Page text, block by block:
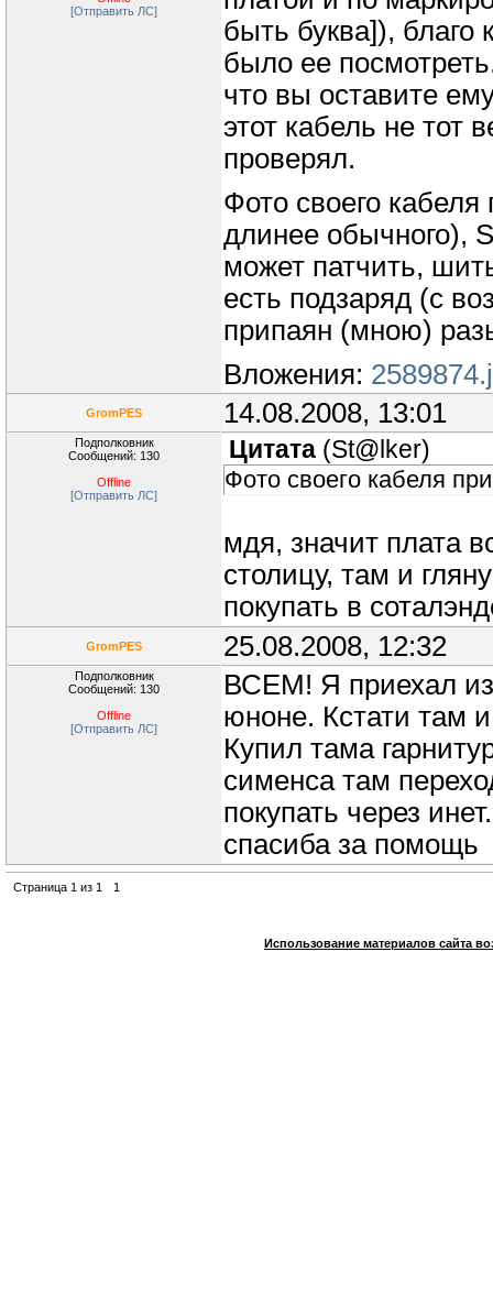
[Отправить ЛС]
быть буква]), благо
было ее
что вы оставите
этот кабель не тот
проверял.
Фото своего
длинее обычного),
может патчить,
есть подзаряд (с
припаян (мною)
Вложения:
GromPES 14.08.2008, 13:01
Подполковник
Сообщений: 130
Offline
[Отправить ЛС]
Цитата (St@lker)
Фото своего кабеля
мдя, значит плата
столицу, там и
покупать в
GromPES 25.08.2008, 12:32
Подполковник
Сообщений: 130
Offline
[Отправить ЛС]
ВСЕМ! Я приехал
юноне. Кстати там
Купил тама
сименса там
покупать через
спасиба за помощь
Страница 1 из 1 1
Использование материалов сайта